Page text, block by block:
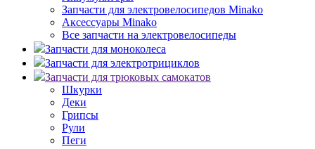
Запчасти для электровелосипедов Minako
Аксессуары Minako
Все запчасти на электровелосипеды
Запчасти для моноколеса
Запчасти для электротрициклов
Запчасти для трюковых самокатов
Шкурки
Деки
Грипсы
Рули
Пеги